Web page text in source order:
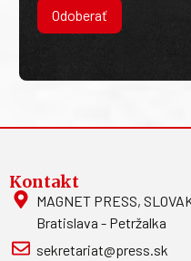
Odoberať
Kontakt
MAGNET PRESS,
Bratislava - Petržalka
sekretariat@press.sk